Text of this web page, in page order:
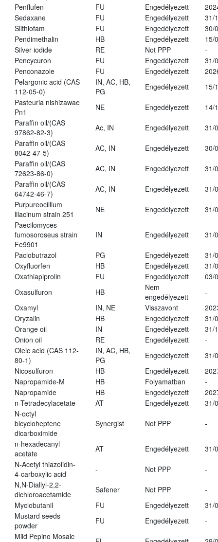
Penflufen FU Engedélyezett
Sedaxane
FU Engedélyezett
31/
Silthiofam
FU Engedélyezett
30/
Pendimethalin
HB Engedélyezett
15/
Silver iodide
RE Not PPP
-
Pencycuron
FU Engedélyezett
31/
Penconazole
FU Engedélyezett
Pelargonic acid (CAS
112-05-0)
IN, AC, HB,
PG
Engedélyezett
15/
Pasteuria nishizawae
Pn1
NE Engedélyezett
14/
Paraffin oil/(CAS
97862-82-3)
Ac, IN Engedélyezett
31/
Paraffin oil/(CAS
8042-47-5)
AC, IN Engedélyezett
30/
Paraffin oil/(CAS
72623-86-0)
AC, IN Engedélyezett
31/
Paraffin oil/(CAS
64742-46-7)
AC, IN Engedélyezett
31/
Purpureocillium
lilacinum strain 251
NE Engedélyezett
31/
Paecilomyces
fumosoroseus strain
Fe9901
IN Engedélyezett 31/
Paclobutrazol PG Engedélyezett
31/
Oxyfluorfen
HB Engedélyezett
31/
Oxathiapiprolin
FU Engedélyezett
03/
Oxasulfuron
HB
Nem
engedélyezett
-
Oxamyl
IN, NE Visszavont
Oryzalin
HB Engedélyezett
31/
Orange oil
IN Engedélyezett
31/
Onion oil
RE Engedélyezett
-
Oleic acid (CAS 112-
80-1)
IN, AC, HB,
PG
Engedélyezett
31/
Nicosulfuron
HB Engedélyezett
Napropamide-M
HB Folyamatban
-
Napropamide
HB Engedélyezett
n-Tetradecylacetate
AT Engedélyezett
31/
N-octyl
bicycloheptene
dicarboximide
Synergist Not PPP -
n-hexadecanyl
acetate
AT Engedélyezett
31/
N-Acetyl thiazolidin-
4-carboxylic acid
- Not PPP
-
N,N-Diallyl-2,2-
dichloroacetamide
Safener Not PPP
-
Myclobutanil
FU Engedélyezett
31/
Mustard seeds
powder
FU Engedélyezett
-
Mild Pepino Mosaic